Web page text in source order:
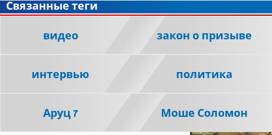
Связанные теги
видео закон о призыве
интервью политика
Аруц 7 Моше Соломон